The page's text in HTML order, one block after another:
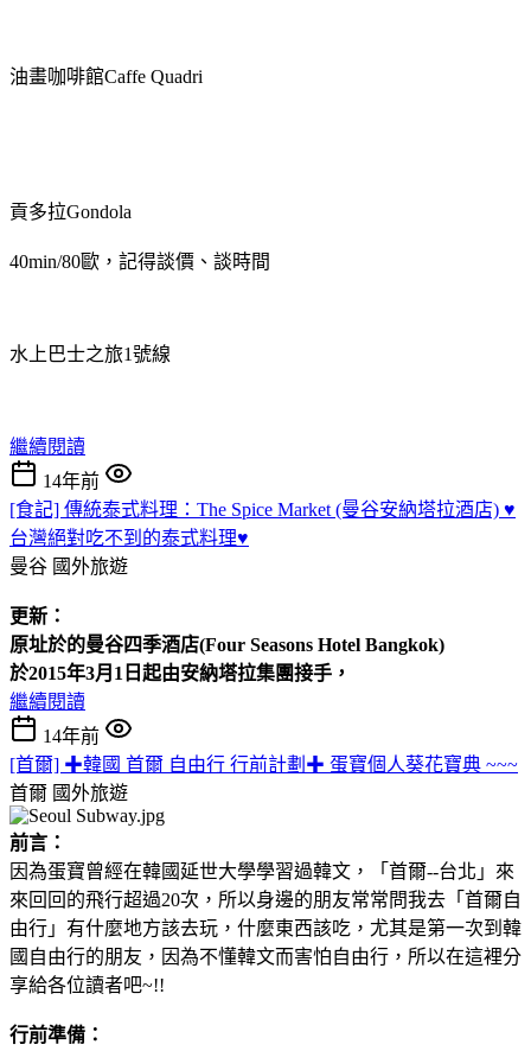
油畫咖啡館Caffe Quadri
貢多拉Gondola
40min/80歐，記得談價、談時間
水上巴士之旅1號線
繼續閱讀
14年前
[食記] 傳統泰式料理：The Spice Market (曼谷安納塔拉酒店) ♥
台灣絕對吃不到的泰式料理♥
曼谷 國外旅遊
更新：
原址於的曼谷四季酒店(Four Seasons Hotel Bangkok)
於2015年3月1日起由安納塔拉集團接手，
繼續閱讀
14年前
[首爾] ✚韓國 首爾 自由行 行前計劃✚ 蛋寶個人葵花寶典 ~~~
首爾 國外旅遊
前言：
因為蛋寶曾經在韓國延世大學學習過韓文，「首爾--台北」來
來回回的飛行超過20次，所以身邊的朋友常常問我去「首爾自
由行」有什麼地方該去玩，什麼東西該吃，尤其是第一次到韓
國自由行的朋友，因為不懂韓文而害怕自由行，所以在這裡分
享給各位讀者吧~!!
行前準備：